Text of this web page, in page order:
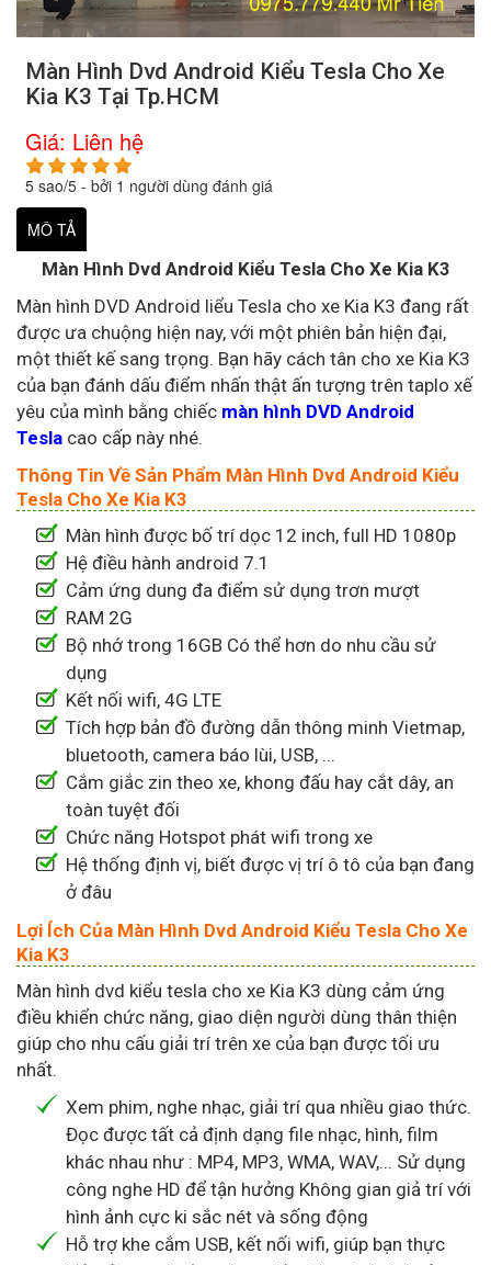
Màn Hình Dvd Android Kiểu Tesla Cho Xe
Kia K3 Tại Tp.HCM
Giá: Liên hệ
5 sao/5 - bởi 1 người dùng đánh giá
MÔ TẢ
Màn Hình Dvd Android Kiểu Tesla Cho Xe Kia K3
Màn hình DVD Android liểu Tesla cho xe Kia K3 đang rất
được ưa chuộng hiện nay, với một phiên bản hiện đại,
một thiết kế sang trọng. Bạn hãy cách tân cho xe Kia K3
của bạn đánh dấu điểm nhấn thật ấn tượng trên taplo xế
yêu của mình bằng chiếc màn hình DVD Android
Tesla cao cấp này nhé.
Thông Tin Về Sản Phẩm Màn Hình Dvd Android Kiểu
Tesla Cho Xe Kia K3
Màn hình được bố trí dọc 12 inch, full HD 1080p
Hệ điều hành android 7.1
Cảm ứng dung đa điểm sử dụng trơn mượt
RAM 2G
Bộ nhớ trong 16GB Có thể hơn do nhu cầu sử
dụng
Kết nối wifi, 4G LTE
Tích hợp bản đồ đường dẫn thông minh Vietmap,
bluetooth, camera báo lùi, USB, ...
Cắm giắc zin theo xe, khong đấu hay cắt dây, an
toàn tuyệt đối
Chức năng Hotspot phát wifi trong xe
Hệ thống định vị, biết được vị trí ô tô của bạn đang
ở đâu
Lợi Ích Của Màn Hình Dvd Android Kiểu Tesla Cho Xe
Kia K3
Màn hình dvd kiểu tesla cho xe Kia K3 dùng cảm ứng
điều khiển chức năng, giao diện người dùng thân thiện
giúp cho nhu cấu giải trí trên xe của bạn được tối ưu
nhất.
Xem phim, nghe nhạc, giải trí qua nhiều giao thức.
Đọc được tất cả định dạng file nhạc, hình, film
khác nhau như : MP4, MP3, WMA, WAV,... Sử dụng
công nghe HD để tận hưởng Không gian giả trí với
hình ảnh cực ki sắc nét và sống động
Hỗ trợ khe cắm USB, kết nối wifi, giúp bạn thực